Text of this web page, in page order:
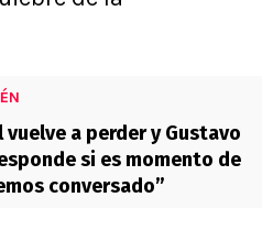
vuelve a perder y Gustavo
si es momento de
conversado”